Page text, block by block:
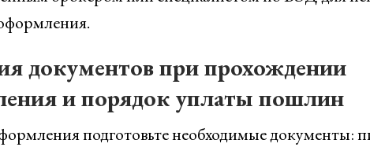
документов при прохождении
и порядок уплаты пошлин
подготовьте необходимые документы: